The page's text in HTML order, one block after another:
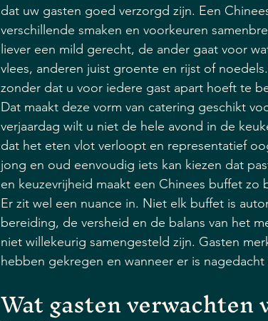
dat uw gasten goed verzorgd zijn. Een
verschillende smaken en voorkeuren
liever een mild gerecht, de ander gaat voor
vlees, anderen juist groente en rijst of
zonder dat u voor iedere gast apart hoeft te
Dat maakt deze vorm van catering geschikt
verjaardag wilt u niet de hele avond in de
dat het eten vlot verloopt en representatief
jong en oud eenvoudig iets kan kiezen dat
en keuzevrijheid maakt een Chinees buffet zo
Er zit wel een nuance in. Niet elk buffet is
bereiding, de versheid en de balans van het
niet willekeurig samengesteld zijn. Gasten
hebben gekregen en wanneer er is nagedacht
Wat gasten verwachten